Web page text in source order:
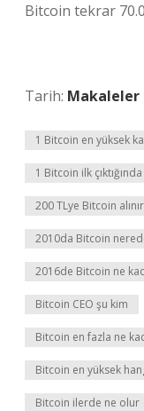
Bitcoin tekrar
Tarih: Makaleler
1 Bitcoin en yüksek
1 Bitcoin ilk
200 TLye Bitcoin alınır
2010da Bitcoin
2016de Bitcoin ne
Bitcoin CEO şu kim
Bitcoin en fazla ne
Bitcoin en yüksek
Bitcoin ilerde ne olur